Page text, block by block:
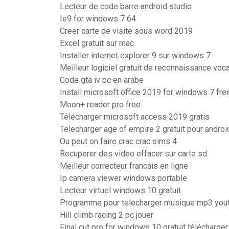
Lecteur de code barre android studio
Ie9 for windows 7 64
Creer carte de visite sous word 2019
Excel gratuit sur mac
Installer internet explorer 9 sur windows 7
Meilleur logiciel gratuit de reconnaissance
Code gta iv pc en arabe
Install microsoft office 2019 for windows 7
Moon+ reader pro free
Télécharger microsoft access 2019 gratis
Telecharger age of empire 2 gratuit pour
Ou peut on faire crac crac sims 4
Recuperer des video effacer sur carte sd
Meilleur correcteur francais en ligne
Ip camera viewer windows portable
Lecteur virtuel windows 10 gratuit
Programme pour telecharger musique mp3
Hill climb racing 2 pc jouer